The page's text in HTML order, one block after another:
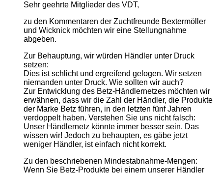
Sehr geehrte Mitglieder des VDT,
zu den Kommentaren der Zuchtfreunde Bextermöller
und Wicknick möchten wir eine Stellungnahme
abgeben.
Zur Behauptung, wir würden Händler unter Druck
setzen:
Dies ist schlicht und ergreifend gelogen. Wir setzen
niemanden unter Druck. Wie sollten wir auch?
Zur Entwicklung des Betz-Händlernetzes möchten wir
erwähnen, dass wir die Zahl der Händler, die Produkte
der Marke Betz führen, in den letzten fünf Jahren
verdoppelt haben. Verstehen Sie uns nicht falsch:
Unser Händlernetz könnte immer besser sein. Das
wissen wir! Jedoch zu behaupten, es gäbe jetzt
weniger Händler, ist einfach nicht korrekt.
Zu den beschriebenen Mindestabnahme-Mengen:
Wenn Sie Betz-Produkte bei einem unserer Händler